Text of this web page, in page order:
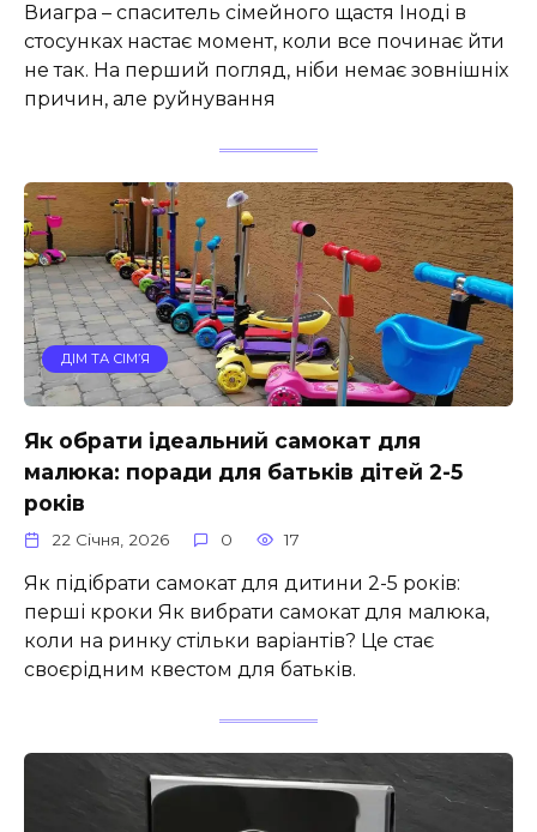
Виагра – спаситель сімейного щастя Іноді в
стосунках настає момент, коли все починає йти
не так. На перший погляд, ніби немає зовнішніх
причин, але руйнування
ДІМ ТА СІМ’Я
Як обрати ідеальний самокат для
малюка: поради для батьків дітей 2-5
років
22 Січня, 2026 0 17
Як підібрати самокат для дитини 2-5 років:
перші кроки Як вибрати самокат для малюка,
коли на ринку стільки варіантів? Це стає
своєрідним квестом для батьків.